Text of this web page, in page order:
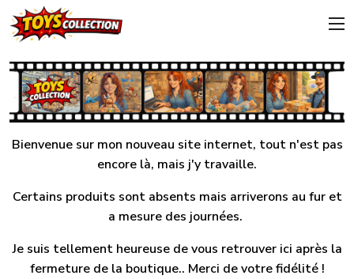
Bienvenue sur mon nouveau site internet, tout n'est pas
encore là, mais j'y travaille.
Certains produits sont absents mais arriverons au fur et
a mesure des journées.
Je suis tellement heureuse de vous retrouver ici après la
fermeture de la boutique.. Merci de votre fidélité !